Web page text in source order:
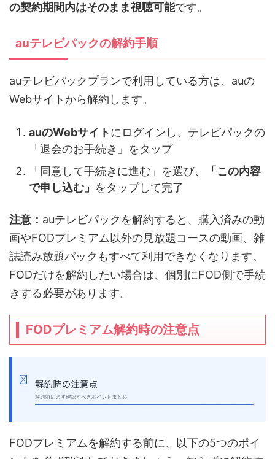
の契約期間内はそのまま視聴可能です。
auテレビパックの解約手順
auテレビパックプランで利用している方は、auの
Webサイトから解約します。
auのWebサイトにログインし、テレビパックの
「退会のお手続き」をタップ
「同意して手続きに進む」を選び、
「この内容
で申し込む」 をタップして完了
注意： auテレビパックを解約すると、購入済みの動
画やFODプレミアム以外の見放題コースの動画、雑
誌読み放題パックもすべて利用できなくなります。
FODだけを解約したい場合は、個別にFOD側で手続
きする必要があります。
FODプレミアム解約時の注意点
FODプレミアムを解約する前に、以下の5つのポイ